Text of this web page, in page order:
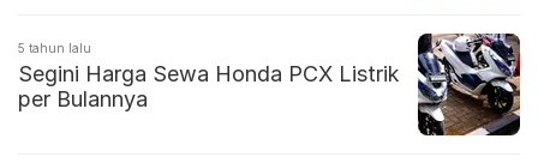
5 tahun lalu
Segini Harga Sewa Honda PCX Listrik
per Bulannya